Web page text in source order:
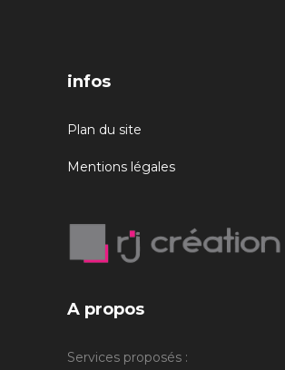
infos
Plan du site
Mentions légales
A propos
Services proposés :